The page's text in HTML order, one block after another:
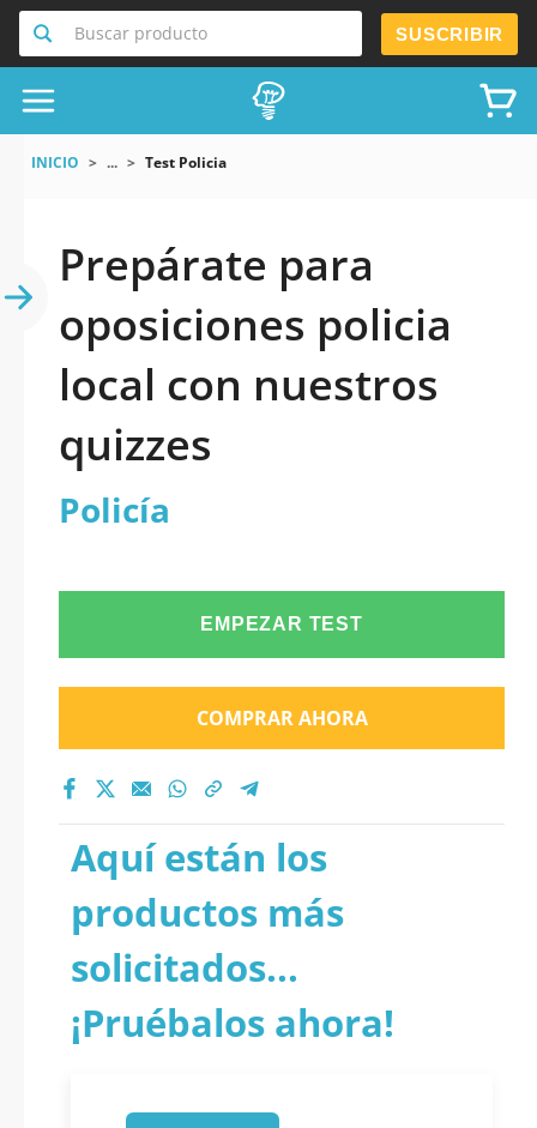
Buscar producto SUSCRIBIR
INICIO ... Test Policia
Prepárate para
oposiciones policia
local con nuestros
quizzes
Policía
EMPEZAR TEST
COMPRAR AHORA
Aquí están los
productos más
solicitados...
¡Pruébalos ahora!